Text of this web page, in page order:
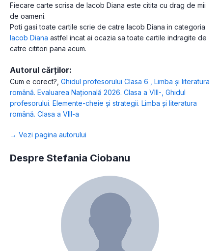
Fiecare carte scrisa de Iacob Diana este citita cu drag de mii
de oameni.
Poti gasi toate cartile scrie de catre Iacob Diana in categoria
Iacob Diana astfel incat ai ocazia sa toate cartile indragite de
catre cititori pana acum.
Autorul cărților:
Cum e corect? Ghidul profesorului Clasa 6
Limba și literatura
română. Evaluarea Națională 2026. Clasa a VIII- Ghidul
profesorului. Elemente-cheie și strategii. Limba și literatura
română. Clasa a VIII-a
→ Vezi pagina autorului
Despre Stefania Ciobanu